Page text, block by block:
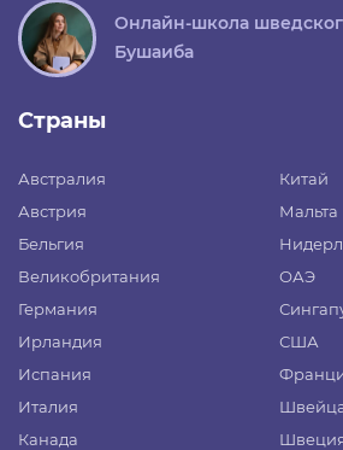
Онлайн-школа
Бушаиба
Страны
Австралия
Австрия
Бельгия
Великобритания
Германия
Ирландия
Испания
Италия
Канада
Китай
Мальта
ОАЭ
США